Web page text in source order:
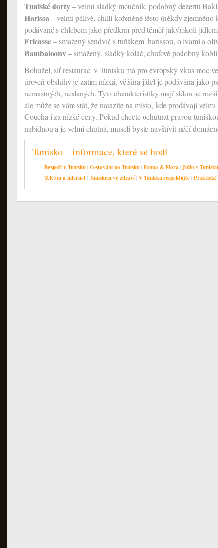
Tuniské dorty– velmi sladký moučník, podobný dezertu
Harissa– velmi pálivé, chilli kořeněné těsto (někdy zjemněno
podávané s chlebem jako předkrm před téměř jakýmkoli
Fricasse– smažený sendvič s tuňákem, harissou, olivami a
Bambaloony– smažený, sladký koláč, chuťově podobný
Bohužel, síť restaurací v Tunisku má pro evropský vkus moc
úroveň obsluhy je zatím nízká, většina jídel je podávána jako
nemastných, neslaných. Tyto charakteristiky mají sklon se
ale může se vám stát, že narazíte na místo, kde prodávají
Coucha i za nízké ceny. Pokud chcete ochutnat pravou
nabídnou a je velmi chutná, museli byste navštívit něčí
Tunisko – informace, které se hodí
Bezpečí v Tunisku | Cestování po Tunisku | Fauna & Flora | Jídlo v Tunisku
Telefon a internet | Tuniskem ve zdraví| V Tunisku respektujte |